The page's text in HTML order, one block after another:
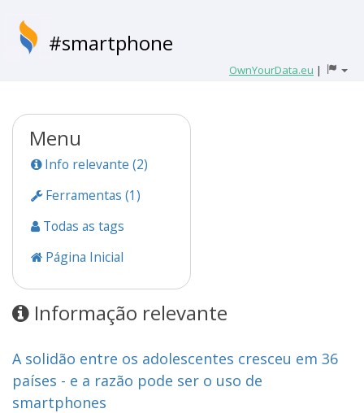
#smartphone
OwnYourData.eu |
Menu
Info relevante (2)
Ferramentas (1)
Todas as tags
Página Inicial
Informação relevante
A solidão entre os adolescentes cresceu em 36
países - e a razão pode ser o uso de
smartphones